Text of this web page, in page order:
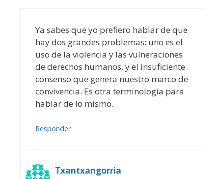
Ya sabes que yo prefiero hablar de que
hay dos grandes problemas: uno es el
uso de la violencia y las vulneraciones
de derechos humanos, y el insuficiente
consenso que genera nuestro marco de
convivencia. Es otra terminología para
hablar de lo mismo.
Responder
Txantxangorria